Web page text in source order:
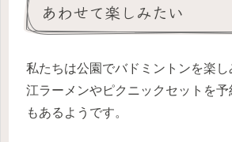
あわせて楽しみたい
私たちは公園でバドミントンを楽
江ラーメンやピクニックセットを
もあるようです。